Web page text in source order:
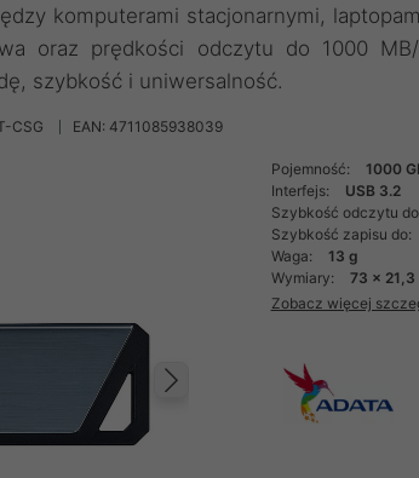
komputerami stacjonarnymi,
oraz prędkości odczytu do 1000
szybkość i uniwersalność.
CSG EAN: 4711085938039
Następny
Pojemność:
1000
Interfejs:
USB 3.2
Szybkość odczytu
Szybkość zapisu do:
Waga:
13 g
Wymiary:
73 x
Zobacz więcej